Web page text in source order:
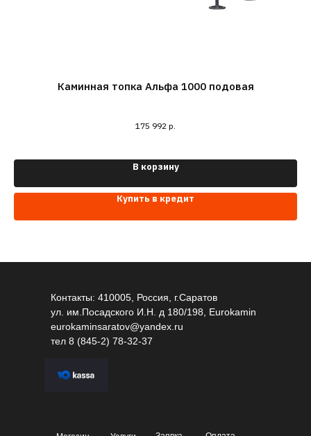
Каминная топка Альфа 1000 подовая
175 992 р.
В корзину
Купить в кредит
Контакты: 410005, Россия, г.Саратов
ул. им.Посадского И.Н. д 180/198, Eurokamin
eurokaminsaratov@yandex.ru
тел 8 (845-2) 78-32-37